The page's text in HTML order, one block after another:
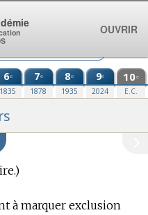
6e
1835
7e
1878
8e
1935
9e
2024
10e
E.C.
à marquer exclusion
OUVRIR